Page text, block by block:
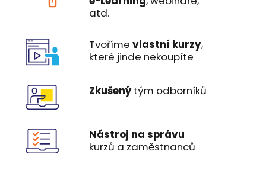
atd.
Tvoříme vlastní kurzy,
které jinde nekoupíte
Zkušenýtým odborníků
Nástroj na správu
kurzů a zaměstnanců